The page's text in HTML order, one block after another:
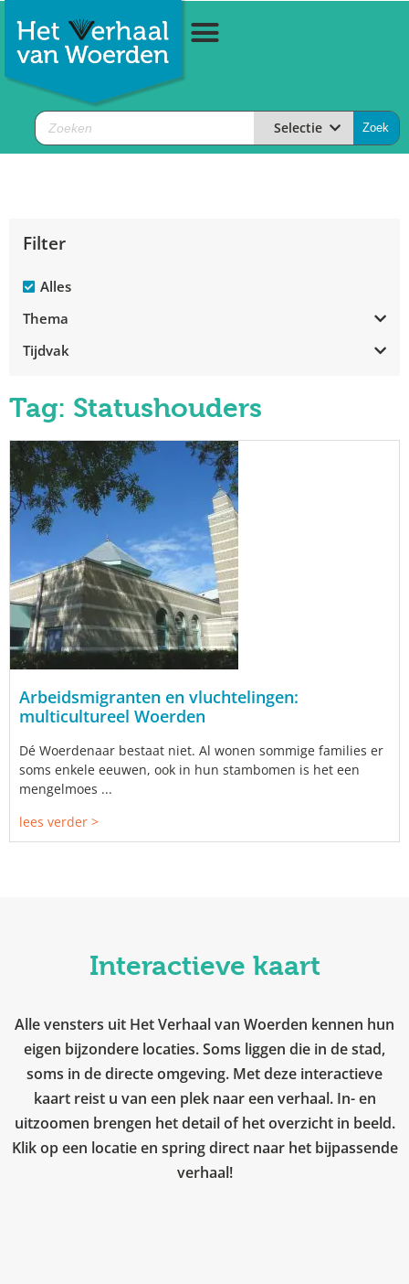
Selectie
Filter
Alles
Thema
Tijdvak
Tag: Statushouders
Arbeidsmigranten en vluchtelingen:
multicultureel Woerden
Dé Woerdenaar bestaat niet. Al wonen sommige families er
soms enkele eeuwen, ook in hun stambomen is het een
mengelmoes ...
lees verder >
Interactieve kaart
Alle vensters uit Het Verhaal van Woerden kennen hun
eigen bijzondere locaties. Soms liggen die in de stad,
soms in de directe omgeving. Met deze interactieve
kaart reist u van een plek naar een verhaal. In- en
uitzoomen brengen het detail of het overzicht in beeld.
Klik op een locatie en spring direct naar het bijpassende
verhaal!